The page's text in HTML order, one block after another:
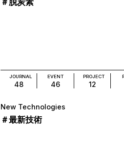
＃脱炭素
JOURNAL
48
EVENT
46
PROJECT
12
New Technologies
＃最新技術